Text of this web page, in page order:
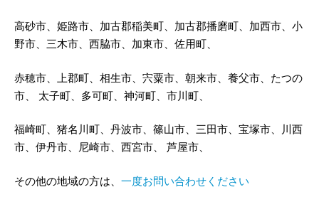
高砂市、姫路市、加古郡稲美町、加古郡播磨町、加西市、小
野市、三木市、西脇市、加東市、佐用町、
赤穂市、上郡町、相生市、宍粟市、朝来市、養父市、たつの
市、 太子町、多可町、神河町、市川町、
福崎町、猪名川町、丹波市、篠山市、三田市、宝塚市、川西
市、伊丹市、尼崎市、西宮市、 芦屋市、
その他の地域の方は、 一度お問い合わせください